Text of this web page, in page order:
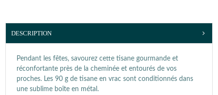
DESCRIPTION
Pendant les fêtes, savourez cette tisane gourmande et
réconfortante près de la cheminée et entourés de vos
proches. Les 90 g de tisane en vrac sont conditionnés dans
une sublime boîte en métal.